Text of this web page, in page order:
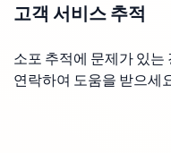
고객 서비스 추적
소포 추적에 문제가 있는
연락하여 도움을 받으세